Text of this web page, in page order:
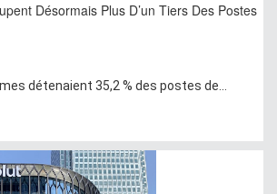
Désormais Plus D’un Tiers Des Postes
détenaient 35,2 % des postes de...